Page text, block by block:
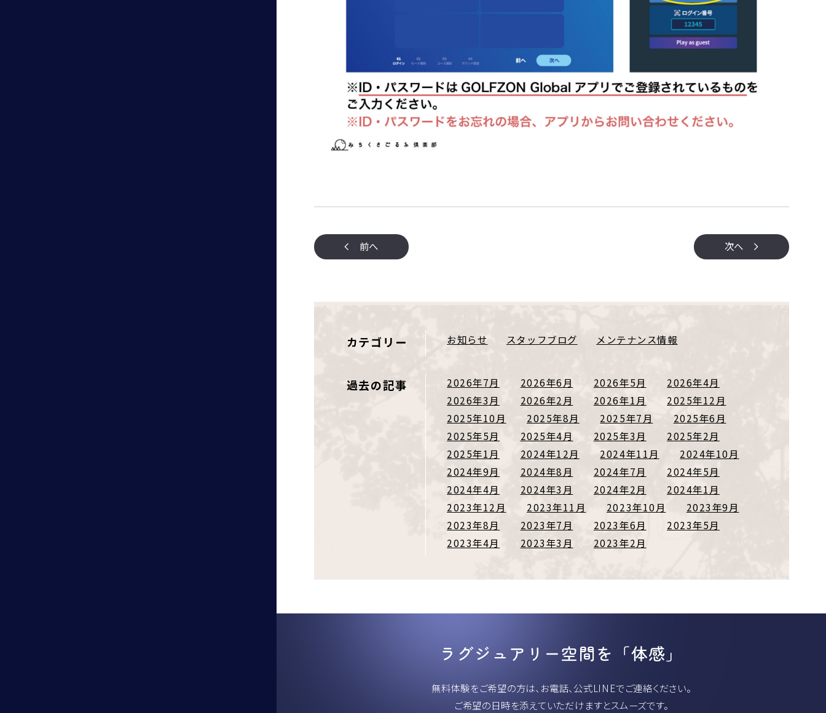
前へ 次へ
カテゴリー お知らせ スタッフブログ メンテナンス情報
過去の記事 2026年7月 2026年6月 2026年5月
2026年4月
2026年3月
2026年2月 2026年1月
2025年12月
2025年10月
2025年8月 2025年7月
2025年6月
2025年5月
2025年4月 2025年3月
2025年2月
2025年1月
2024年12月 2024年11月
2024年10月
2024年9月
2024年8月 2024年7月
2024年5月
2024年4月
2024年3月 2024年2月
2024年1月
2023年12月
2023年11月 2023年10月
2023年9月
2023年8月
2023年7月 2023年6月
2023年5月
2023年4月
2023年3月 2023年2月
ラグジュアリー空間を「体感」
無料体験をご希望の方は、お電話、公式LINEでご連絡ください。
ご希望の日時を添えていただけますとスムーズです。